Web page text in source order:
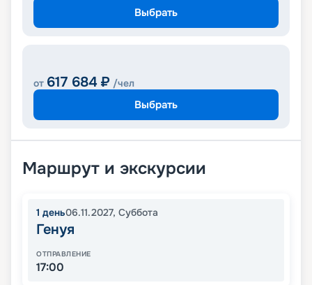
Выбрать
от 617 684 ₽ /чел
Выбрать
Маршрут и экскурсии
1 день06.11.2027, Суббота
Генуя
ОТПРАВЛЕНИЕ
17:00